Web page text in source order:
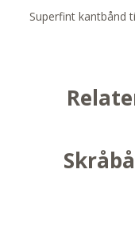
Superfint kantbånd